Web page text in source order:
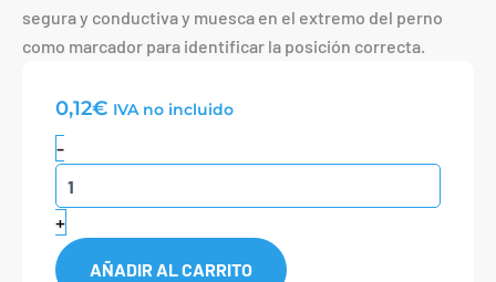
segura y conductiva y muesca en el extremo del perno
como marcador para identificar la posición correcta.
0,12€ IVA no incluido
-
de
brida
M6
cantidad
+
AÑADIR AL CARRITO